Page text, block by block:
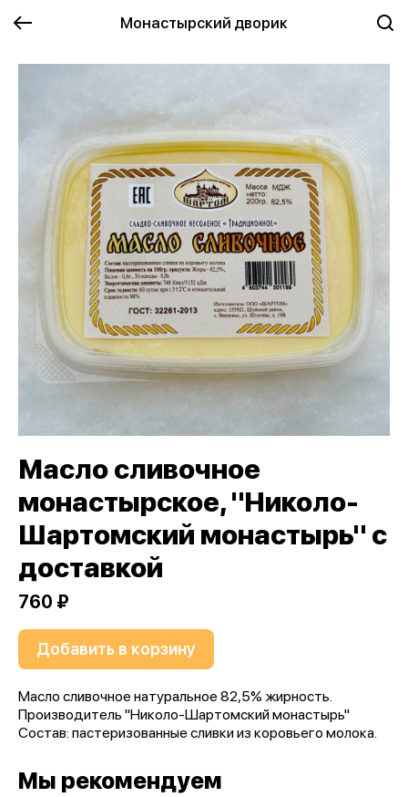
Монастырский дворик
Масло сливочное
монастырское, "Николо-
Шартомский монастырь" с
доставкой
760 ₽
Добавить в корзину
Масло сливочное натуральное 82,5% жирность.
Производитель "Николо-Шартомский монастырь"
Состав: пастеризованные сливки из коровьего молока.
Мы рекомендуем